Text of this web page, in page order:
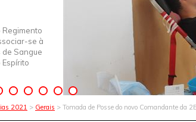
Regimento
se à
Sangue
2021 > Gerais > Tomada de Posse do novo Comandante da